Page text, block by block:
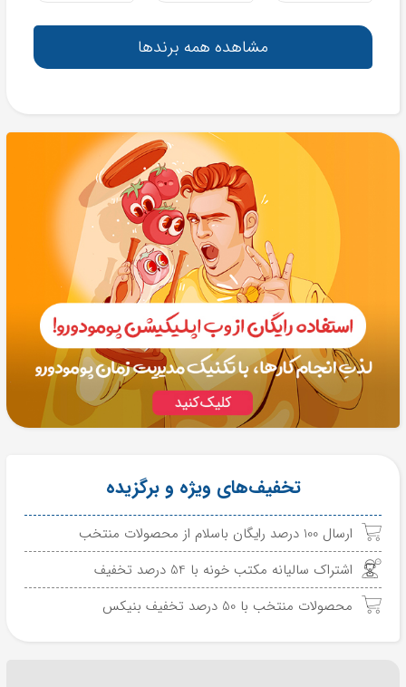
مشاهده همه برندها
تخفیف‌های ویژه و برگزیده
ارسال 100 درصد رایگان باسلام از محصولات منتخب
اشتراک سالیانه مکتب خونه با 54 درصد تخفیف
محصولات منتخب با 50 درصد تخفیف بنیکس